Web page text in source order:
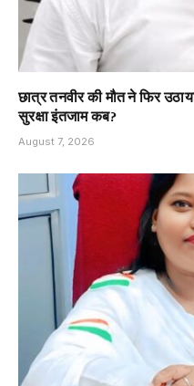
छात्र तनवीर की मौत ने फिर
सुरक्षा इंतजाम कब?
August 7, 2026